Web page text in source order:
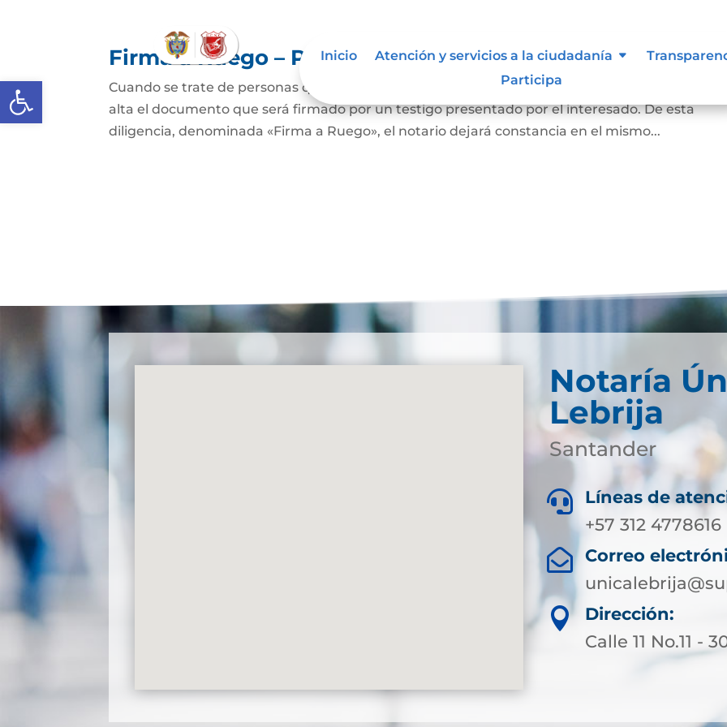
Abrir barra de herramientas
Inicio Atención y servicios a la ciudadanía
Participa
Firma a Ruego – Personas que no saben o no puede
Cuando se trate de personas que no sepan o no puedan firmar, en la diligencia se leerá en voz
alta el documento que será firmado por un testigo presentado por el interesado. De esta
diligencia, denominada «Firma a Ruego», el notario dejará constancia en el mismo...
Notaría
Lebrija
Santander

Líneas de
+57 312 4778616

Correo

Dirección:
Calle 11 No.11 -